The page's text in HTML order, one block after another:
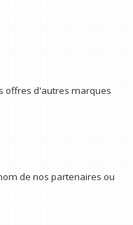
offres d'autres marques
de nos partenaires ou